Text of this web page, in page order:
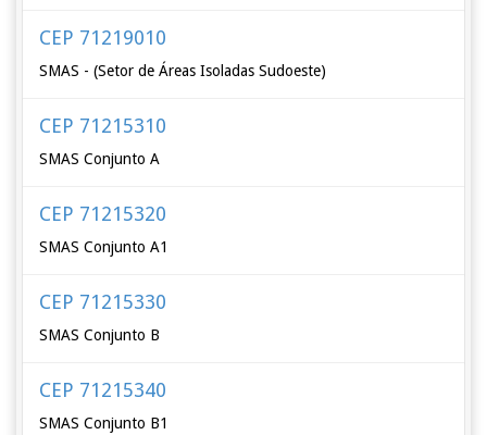
CEP 71219010
SMAS - (Setor de Áreas Isoladas Sudoeste)
CEP 71215310
SMAS Conjunto A
CEP 71215320
SMAS Conjunto A1
CEP 71215330
SMAS Conjunto B
CEP 71215340
SMAS Conjunto B1